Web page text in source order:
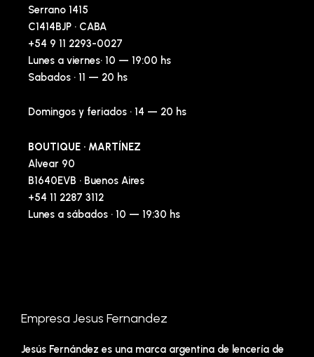
Serrano 1415
C1414BJP · CABA
+54 9 11 2293-0027
Lunes a viernes· 10 — 19:00 hs
Sabados · 11 — 20 hs
Domingos y feriados · 14 — 20 hs
BOUTIQUE · MARTÍNEZ
Alvear 90
B1640EVB · Buenos Aires
+54 11 2287 3112
Lunes a sábados · 10 — 19:30 hs
Empresa Jesus Fernandez
Jesús Fernández es una marca argentina de lencería de